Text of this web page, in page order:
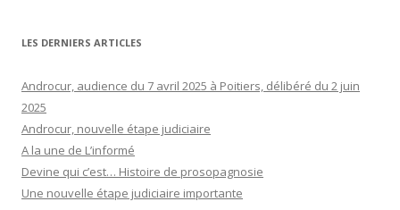
LES DERNIERS ARTICLES
Androcur, audience du 7 avril 2025 à Poitiers, délibéré du 2 juin
2025
Androcur, nouvelle étape judiciaire
A la une de L’informé
Devine qui c’est… Histoire de prosopagnosie
Une nouvelle étape judiciaire importante